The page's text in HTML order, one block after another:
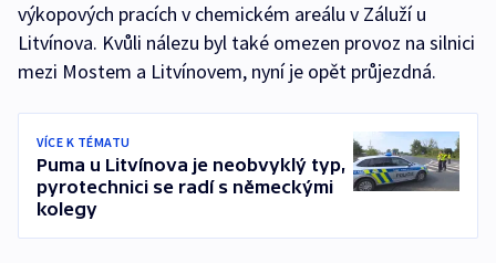
výkopových pracích v chemickém areálu v Záluží u
Litvínova. Kvůli nálezu byl také omezen provoz na silnici
mezi Mostem a Litvínovem, nyní je opět průjezdná.
VÍCE K TÉMATU
Puma u Litvínova je neobvyklý typ,
pyrotechnici se radí s německými
kolegy